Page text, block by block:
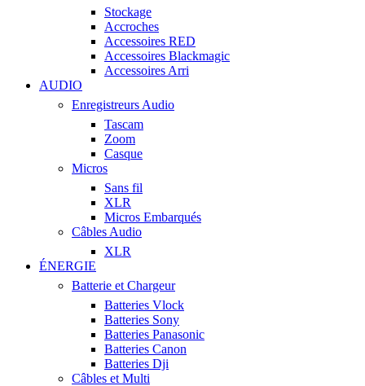
Stockage
Accroches
Accessoires RED
Accessoires Blackmagic
Accessoires Arri
AUDIO
Enregistreurs Audio
Tascam
Zoom
Casque
Micros
Sans fil
XLR
Micros Embarqués
Câbles Audio
XLR
ÉNERGIE
Batterie et Chargeur
Batteries Vlock
Batteries Sony
Batteries Panasonic
Batteries Canon
Batteries Dji
Câbles et Multi